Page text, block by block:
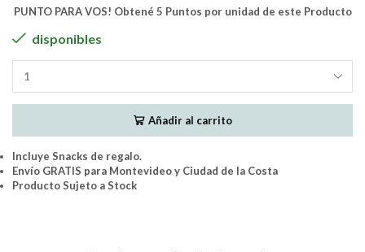
PUNTO PARA VOS! Obtené 5 Puntos por unidad de este Producto
disponibles
Piedra
14Kg
Añadir al carrito
Incluye Snacks de regalo.
Envío GRATIS para Montevideo y Ciudad de la Costa
Producto Sujeto a Stock